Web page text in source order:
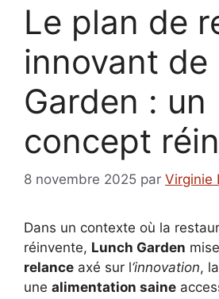
Le plan de
innovant de
Garden : un
concept
8 novembre 2025 par Virginie
Dans un contexte où la
réinvente, Lunch Garden
relance axé sur l‘innovation, la
une alimentation saine